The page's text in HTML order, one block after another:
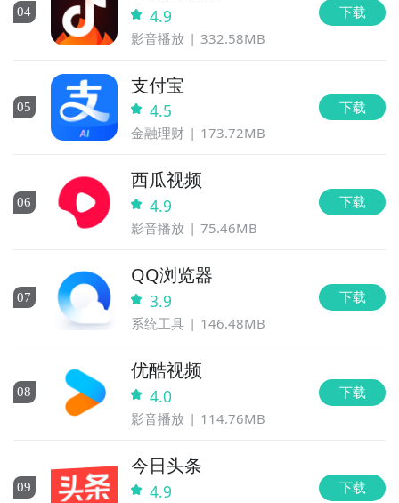
04 4.9
影音播放 332.58MB
下载
05
支付宝
4.5
金融理财 173.72MB
下载
06
西瓜视频
4.9
影音播放 75.46MB
下载
07
QQ浏览器
3.9
系统工具 146.48MB
下载
08
优酷视频
4.0
影音播放 114.76MB
下载
09
今日头条
4.9 下载